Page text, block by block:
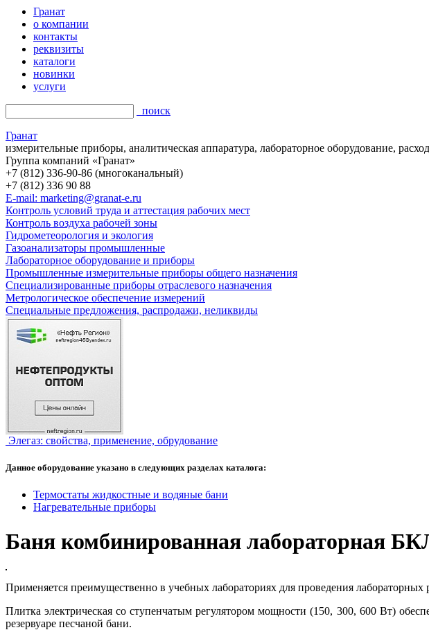
Гранат
о компании
контакты
реквизиты
каталоги
новинки
услуги
поиск
Гранат
измерительные приборы, аналитическая аппаратура, лабораторное оборудование,
Группа компаний «Гранат»
+7 (812) 336-90-86 (многоканальный)
+7 (812) 336 90 88
E-mail: marketing@granat-e.ru
Контроль условий труда и аттестация рабочих мест
Контроль воздуха рабочей зоны
Гидрометеорология и экология
Газоанализаторы промышленные
Лабораторное оборудование и приборы
Промышленные измерительные приборы общего назначения
Специализированные приборы отраслевого назначения
Метрологическое обеспечение измерений
Специальные предложения, распродажи, неликвиды
Элегаз: свойства, применение, обрудование
Данное оборудование указано в следующих разделах каталога:
Термостаты жидкостные и водяные бани
Нагревательные приборы
Баня комбинированная лабораторная
Применяется преимущественно в учебных лабораториях для проведения лабораторных
Плитка электрическая со ступенчатым регулятором мощности (150, 300, 600 Вт)
резервуаре песчаной бани.